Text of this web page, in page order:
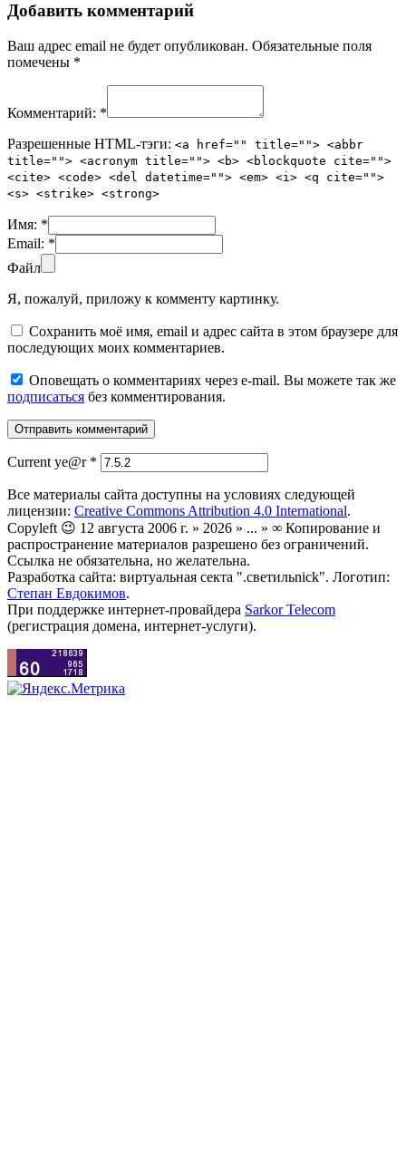
Добавить комментарий
Ваш адрес email не будет опубликован. Обязательные поля
помечены *
Комментарий: *
Разрешенные HTML-тэги: <a href="" title=""> <abbr
title=""> <acronym title=""> <b> <blockquote cite="">
<cite> <code> <del datetime=""> <em> <i> <q cite="">
<s> <strike> <strong>
Имя: *
Email: *
Файл
Я, пожалуй, приложу к комменту картинку.
Сохранить моё имя, email и адрес сайта в этом браузере для
последующих моих комментариев.
Оповещать о комментариях через e-mail. Вы можете так же
подписаться без комментирования.
Current ye@r *
Все материалы сайта доступны на условиях следующей
лицензии: Creative Commons Attribution 4.0 International.
Copyleft 😉 12 августа 2006 г. » 2026 » ... » ∞ Копирование и
распространение материалов разрешено без ограничений.
Ссылка не обязательна, но желательна.
Разработка сайта: виртуальная секта ".светильnick". Логотип:
Степан Евдокимов.
При поддержке интернет-провайдера Sarkor Telecom
(регистрация домена, интернет-услуги).